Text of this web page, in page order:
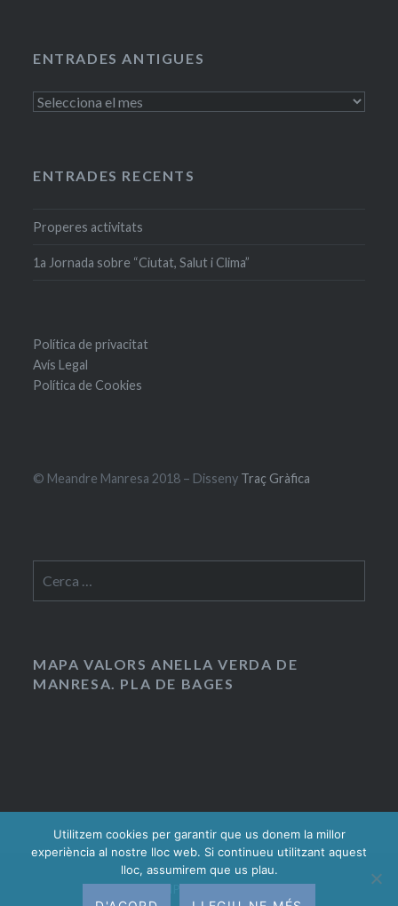
ENTRADES ANTIGUES
Entrades
ENTRADES RECENTS
Properes activitats
1a Jornada sobre “Ciutat, Salut i Clima”
Política de privacitat
Avís Legal
Política de Cookies
© Meandre Manresa 2018 – Disseny Traç Gràfica
MAPA VALORS ANELLA VERDA DE
MANRESA. PLA DE BAGES
Gràcies al WordPress.|Tema: Dyad 2 per
Utilitzem cookies per garantir que us donem la millor
experiència al nostre lloc web. Si continueu utilitzant aquest
lloc, assumirem que us plau.